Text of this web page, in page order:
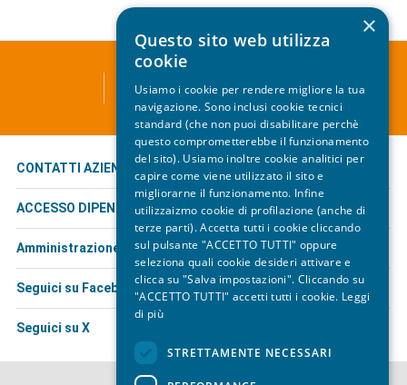
Via Leopardi, 1 - 19124 La Spezia
CONTATTI AZIENDALI
ACCESSO DIPENDENTI
Amministrazione trasparente
Seguici su Facebook
Seguici su X
© ATC Esercizio S.p.A.
×
Questo sito web utilizza
cookie
Usiamo i cookie per rendere migliore la tua
navigazione. Sono inclusi cookie tecnici
standard (che non puoi disabilitare perchè
questo comprometterebbe il funzionamento
del sito). Usiamo inoltre cookie analitici per
capire come viene utilizzato il sito e
migliorarne il funzionamento. Infine
utilizzaizmo cookie di profilazione (anche di
terze parti). Accetta tutti i cookie cliccando
sul pulsante "ACCETTO TUTTI" oppure
seleziona quali cookie desideri attivare e
clicca su "Salva impostazioni". Cliccando su
"ACCETTO TUTTI" accetti tutti i cookie. Leggi
di più
STRETTAMENTE NECESSARI